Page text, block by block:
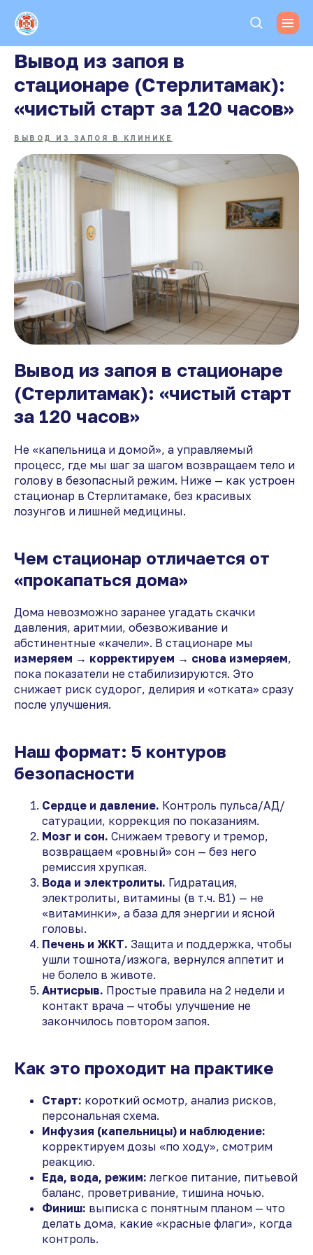
Вывод из запоя в
стационаре (Стерлитамак):
«чистый старт за 120 часов»
ВЫВОД ИЗ ЗАПОЯ В КЛИНИКЕ
Вывод из запоя в стационаре
(Стерлитамак): «чистый старт
за 120 часов»
Не «капельница и домой», а управляемый
процесс, где мы шаг за шагом возвращаем тело и
голову в безопасный режим. Ниже — как устроен
стационар в Стерлитамаке, без красивых
лозунгов и лишней медицины.
Чем стационар отличается от
«прокапаться дома»
Дома невозможно заранее угадать скачки
давления, аритмии, обезвоживание и
абстинентные «качели». В стационаре мы
измеряем → корректируем → снова измеряем,
пока показатели не стабилизируются. Это
снижает риск судорог, делирия и «отката» сразу
после улучшения.
Наш формат: 5 контуров
безопасности
Сердце и давление. Контроль пульса/АД/
сатурации, коррекция по показаниям.
Мозг и сон. Снижаем тревогу и тремор,
возвращаем «ровный» сон — без него
ремиссия хрупкая.
Вода и электролиты. Гидратация,
электролиты, витамины (в т.ч. B1) — не
«витаминки», а база для энергии и ясной
головы.
Печень и ЖКТ. Защита и поддержка, чтобы
ушли тошнота/изжога, вернулся аппетит и
не болело в животе.
Антисрыв. Простые правила на 2 недели и
контакт врача — чтобы улучшение не
закончилось повтором запоя.
Как это проходит на практике
Старт: короткий осмотр, анализ рисков,
персональная схема.
Инфузия (капельницы) и наблюдение:
корректируем дозы «по ходу», смотрим
реакцию.
Еда, вода, режим: легкое питание, питьевой
баланс, проветривание, тишина ночью.
Финиш: выписка с понятным планом — что
делать дома, какие «красные флаги», когда
контроль.